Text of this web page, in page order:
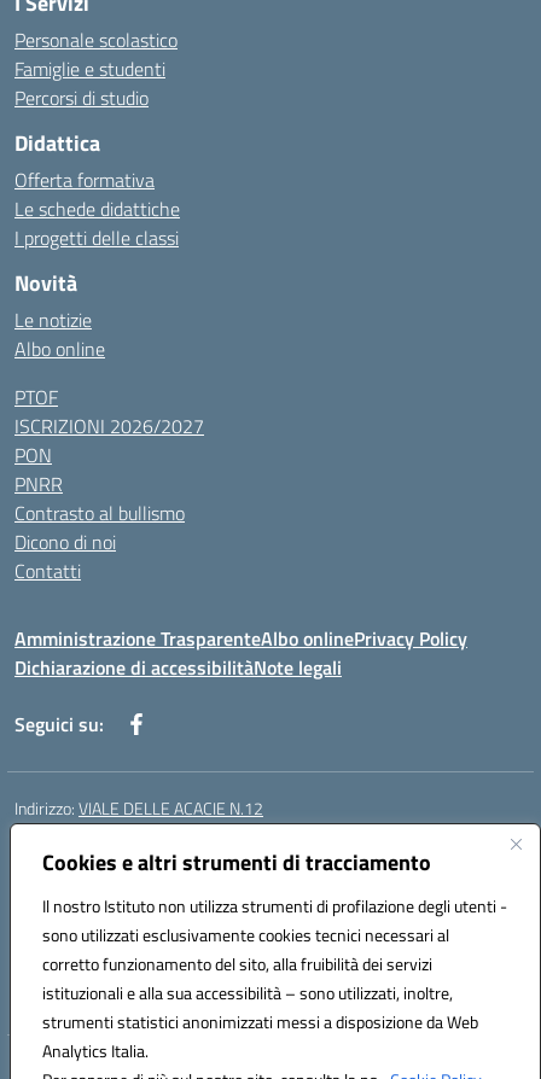
Cookies e altri strumenti di tracciamento
Il nostro Istituto non utilizza strumenti di profilazione degli utenti -
sono utilizzati esclusivamente cookies tecnici necessari al
corretto funzionamento del sito, alla fruibilità dei servizi
istituzionali e alla sua accessibilità – sono utilizzati, inoltre,
strumenti statistici anonimizzati messi a disposizione da Web
Analytics Italia.
Personale scolastico
Famiglie e studenti
Percorsi di studio
Didattica
Offerta formativa
Le schede didattiche
I progetti delle classi
Novità
Le notizie
Albo online
PTOF
ISCRIZIONI 2026/2027
PON
PNRR
Contrasto al bullismo
Dicono di noi
Contatti
Amministrazione TrasparenteAlbo onlinePrivacy Policy
Dichiarazione di accessibilitàNote legali
Seguici su:
Indirizzo:VIALE DELLE ACACIE N.12
Centralino:
Posta elettronica certificata (PEC):ceic87900q@pec.istruzione.it
Codice fiscale: 93082010617
Codice meccanografico:CEIC87900Q
Codice Indice delle Pubbliche Amministrazioni (IPA): istsc_ceic87900q
Codice unico di fatturazione (CUF): UF44ZQ
Hosting & Powered by 3D Solution S.r.l.